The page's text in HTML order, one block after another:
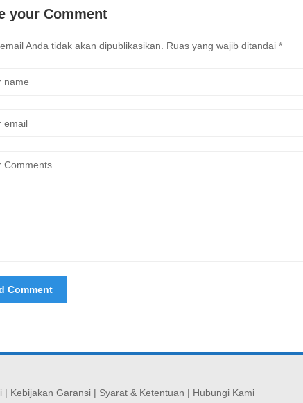
your Comment
Anda tidak akan dipublikasikan. Ruas yang wajib ditandai *
| Kebijakan Garansi | Syarat & Ketentuan | Hubungi Kami